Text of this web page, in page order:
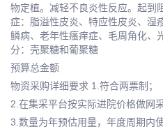
物定植。减轻不良炎性反应。起到
症：脂溢性皮炎、特应性皮炎、湿
鳞病、老年性瘙痒症、毛周角化、
分：壳聚糖和葡聚糖
预算总金额
物资采购详细要求 1.符合两票制；
2.在集采平台按实际进院价格做网采
3.数量为年预估用量，年度周期内